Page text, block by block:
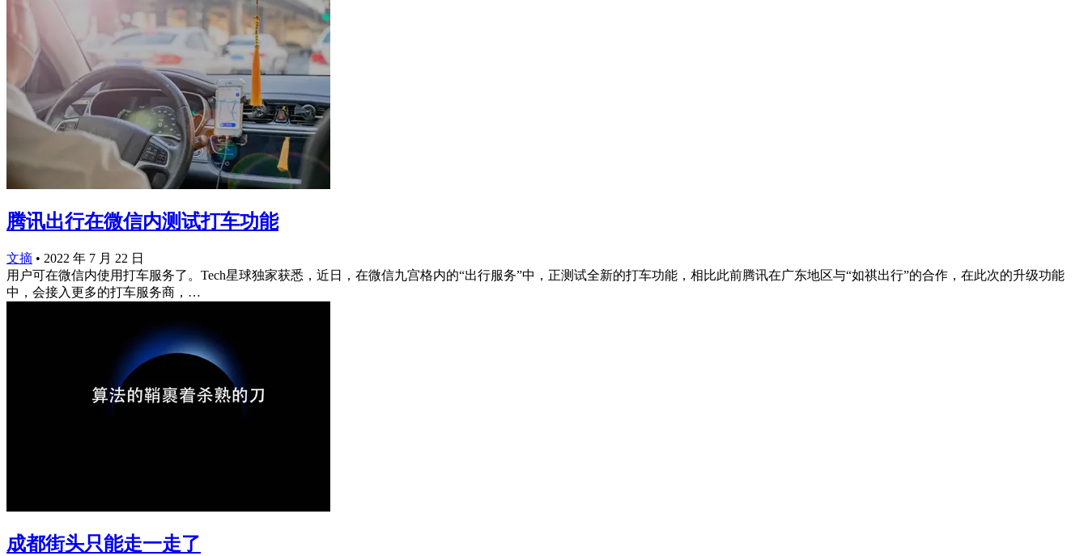
腾讯出行在微信内测试打车功能
文摘 • 2022 年 7 月 22 日
用户可在微信内使用打车服务了。Tech星球独家获悉，近日，在微信九宫格内的“出行服务”中，正测试全新的打车功能，相比此前腾讯在广东地区与“如祺出行”的合作，在此次的升级功能
中，会接入更多的打车服务商，…
成都街头只能走一走了